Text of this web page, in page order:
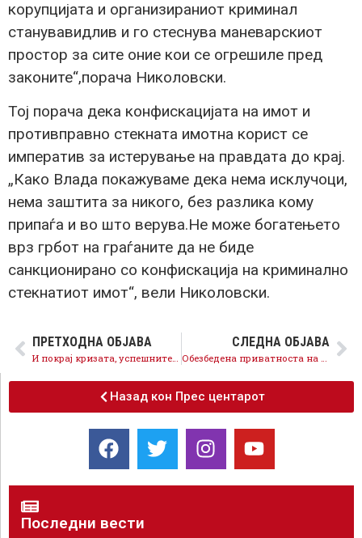
корупцијата и организираниот криминал
станувавидлив и го стеснува маневарскиот
простор за сите оние кои се огрешиле пред
законите“,порача Николовски.
Тој порача дека конфискацијата на имот и
противправно стекната имотна корист се
императив за истерување на правдата до крај.
„Како Влада покажуваме дека нема исклучоци,
нема заштита за никого, без разлика кому
припаѓа и во што верува.Не може богатењето
врз грбот на граѓаните да не биде
санкционирано со конфискација на криминално
стекнатиот имот“, вели Николовски.
ПРЕТХОДНА ОБЈАВА СЛЕДНА ОБЈАВА
Назад кон Прес центарот
Последни вести